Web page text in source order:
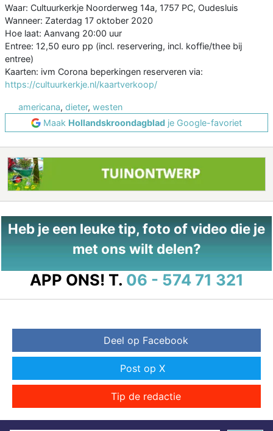
Waar: Cultuurkerkje Noorderweg 14a, 1757 PC, Oudesluis
Wanneer: Zaterdag 17 oktober 2020
Hoe laat: Aanvang 20:00 uur
Entree: 12,50 euro pp (incl. reservering, incl. koffie/thee bij
entree)
Kaarten: ivm Corona beperkingen reserveren via:
https://cultuurkerkje.nl/kaartverkoop/
americana, dieter, westen
Maak Hollandskroondagblad je Google-favoriet
Heb je een leuke tip, foto of video die je
met ons wilt delen?
APP ONS! T. 06 - 574 71 321
Deel op Facebook
Post op X
Tip de redactie